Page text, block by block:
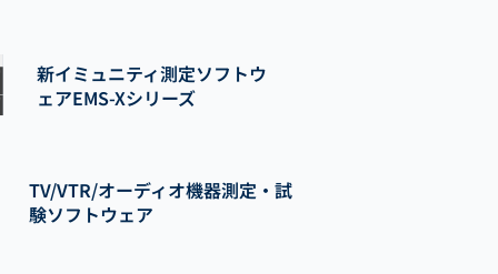
新イミュニティ測定ソフトウ
ェアEMS-Xシリーズ
TV/VTR/オーディオ機器測定・試
験ソフトウェア